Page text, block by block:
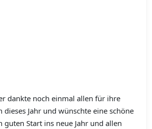
dankte noch einmal allen für ihre
dieses Jahr und wünschte eine schöne
guten Start ins neue Jahr und allen